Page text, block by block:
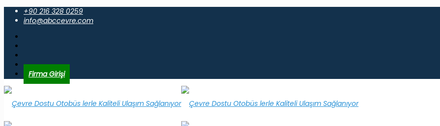
+90 216 328 0259
info@abccevre.com
Firma Girişi